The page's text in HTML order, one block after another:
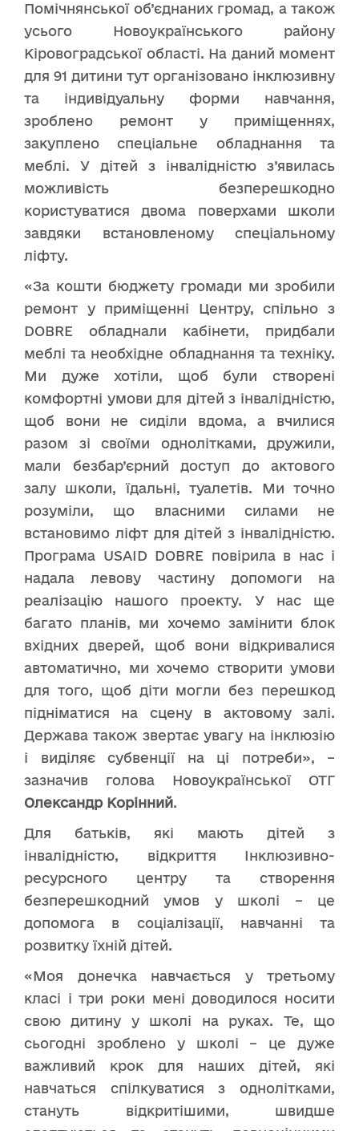
Помічнянської об’єднаних громад, а також
усього Новоукраїнського району
Кіровоградської області. На даний момент
для 91 дитини тут організовано інклюзивну
та індивідуальну форми навчання,
зроблено ремонт у приміщеннях,
закуплено спеціальне обладнання та
меблі. У дітей з інвалідністю з’явилась
можливість безперешкодно
користуватися двома поверхами школи
завдяки встановленому спеціальному
ліфту.
«За кошти бюджету громади ми зробили
ремонт у приміщенні Центру, спільно з
DOBRE обладнали кабінети, придбали
меблі та необхідне обладнання та техніку.
Ми дуже хотіли, щоб були створені
комфортні умови для дітей з інвалідністю,
щоб вони не сиділи вдома, а вчилися
разом зі своїми однолітками, дружили,
мали безбар’єрний доступ до актового
залу школи, їдальні, туалетів. Ми точно
розуміли, що власними силами не
встановимо ліфт для дітей з інвалідністю.
Програма USAID DOBRE повірила в нас і
надала левову частину допомоги на
реалізацію нашого проекту. У нас ще
багато планів, ми хочемо замінити блок
вхідних дверей, щоб вони відкривалися
автоматично, ми хочемо створити умови
для того, щоб діти могли без перешкод
підніматися на сцену в актовому залі.
Держава також звертає увагу на інклюзію
і виділяє субвенції на ці потреби», –
зазначив голова Новоукраїнської ОТГ
Олександр Корінний.
Для батьків, які мають дітей з
інвалідністю, відкриття Інклюзивно-
ресурсного центру та створення
безперешкодний умов у школі – це
допомога в соціалізації, навчанні та
розвитку їхній дітей.
«Моя донечка навчається у третьому
класі і три роки мені доводилося носити
свою дитину у школі на руках. Те, що
сьогодні зроблено у школі – це дуже
важливий крок для наших дітей, які
навчаться спілкуватися з однолітками,
стануть відкритішими, швидше